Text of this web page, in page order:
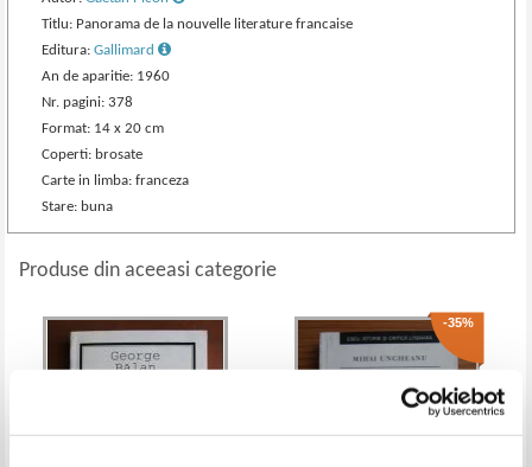
Titlu: Panorama de la nouvelle literature francaise
Editura:Gallimard
An de aparitie: 1960
Nr. pagini: 378
Format: 14 x 20 cm
Coperti: brosate
Carte in limba: franceza
Stare: buna
Produse din aceeasi categorie
-35%